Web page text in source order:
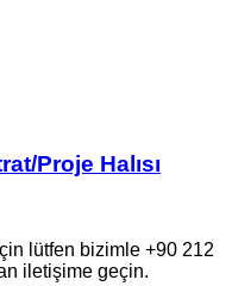
Proje Halısı
lütfen bizimle +90 212
iletişime geçin.